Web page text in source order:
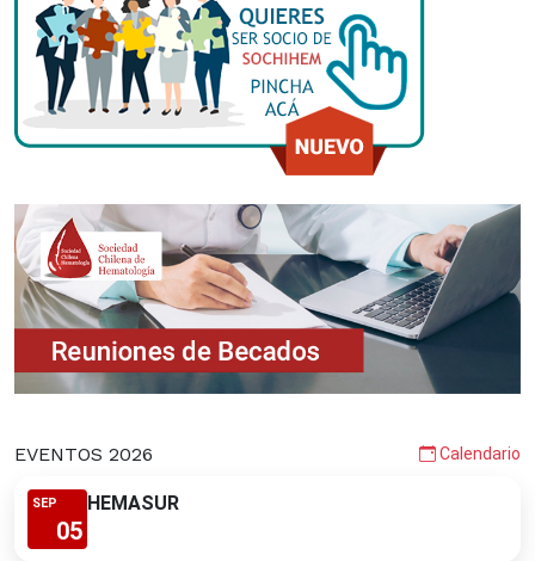
EVENTOS 2026 Calendario
SEP
05
HEMASUR